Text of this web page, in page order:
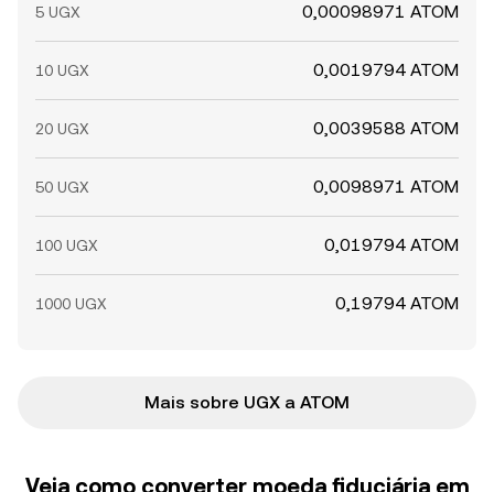
5 UGX 0,00098971 ATOM
10 UGX 0,0019794 ATOM
20 UGX 0,0039588 ATOM
50 UGX 0,0098971 ATOM
100 UGX 0,019794 ATOM
1000 UGX 0,19794 ATOM
Mais sobre UGX a ATOM
Veja como converter moeda fiduciária em